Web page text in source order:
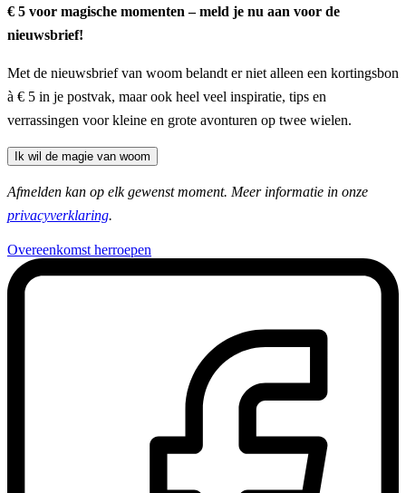
€ 5 voor magische momenten – meld je nu aan voor de
nieuwsbrief!
Met de nieuwsbrief van woom belandt er niet alleen een kortingsbon
à € 5 in je postvak, maar ook heel veel inspiratie, tips en
verrassingen voor kleine en grote avonturen op twee wielen.
Ik wil de magie van woom
Afmelden kan op elk gewenst moment. Meer informatie in onze
privacyverklaring.
Overeenkomst herroepen